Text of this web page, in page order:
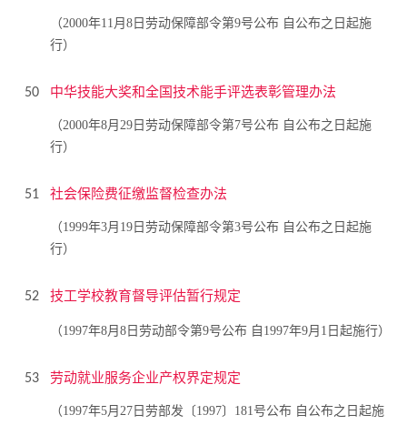
（2000年11月8日劳动保障部令第9号公布 自公布之日起施
行）
50 中华技能大奖和全国技术能手评选表彰管理办法
（2000年8月29日劳动保障部令第7号公布 自公布之日起施
行）
51 社会保险费征缴监督检查办法
（1999年3月19日劳动保障部令第3号公布 自公布之日起施
行）
52 技工学校教育督导评估暂行规定
（1997年8月8日劳动部令第9号公布 自1997年9月1日起施行）
53 劳动就业服务企业产权界定规定
（1997年5月27日劳部发〔1997〕181号公布 自公布之日起施